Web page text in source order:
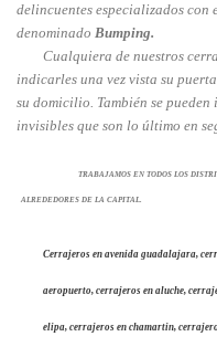
delincuentes especializados con
denominado Bumping.
Cualquiera de nuestros
indicarles una vez vista su
su domicilio. También se
invisibles que son lo último en
TRABAJAMOS EN TODOS LOS
ALREDEDORES DE LA CAPITAL.
Cerrajeros en avenida guadalajara,
aeropuerto, cerrajeros en aluche,
elipa, cerrajeros en chamartin,